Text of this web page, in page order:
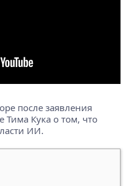
после заявления
Тима Кука о том, что
ИИ.